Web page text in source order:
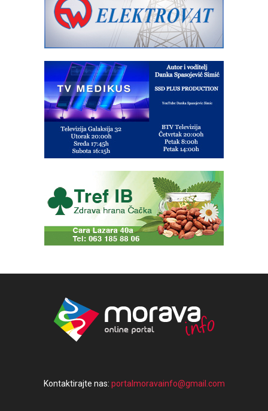
Kontaktirajte nas: portalmoravainfo@gmail.com